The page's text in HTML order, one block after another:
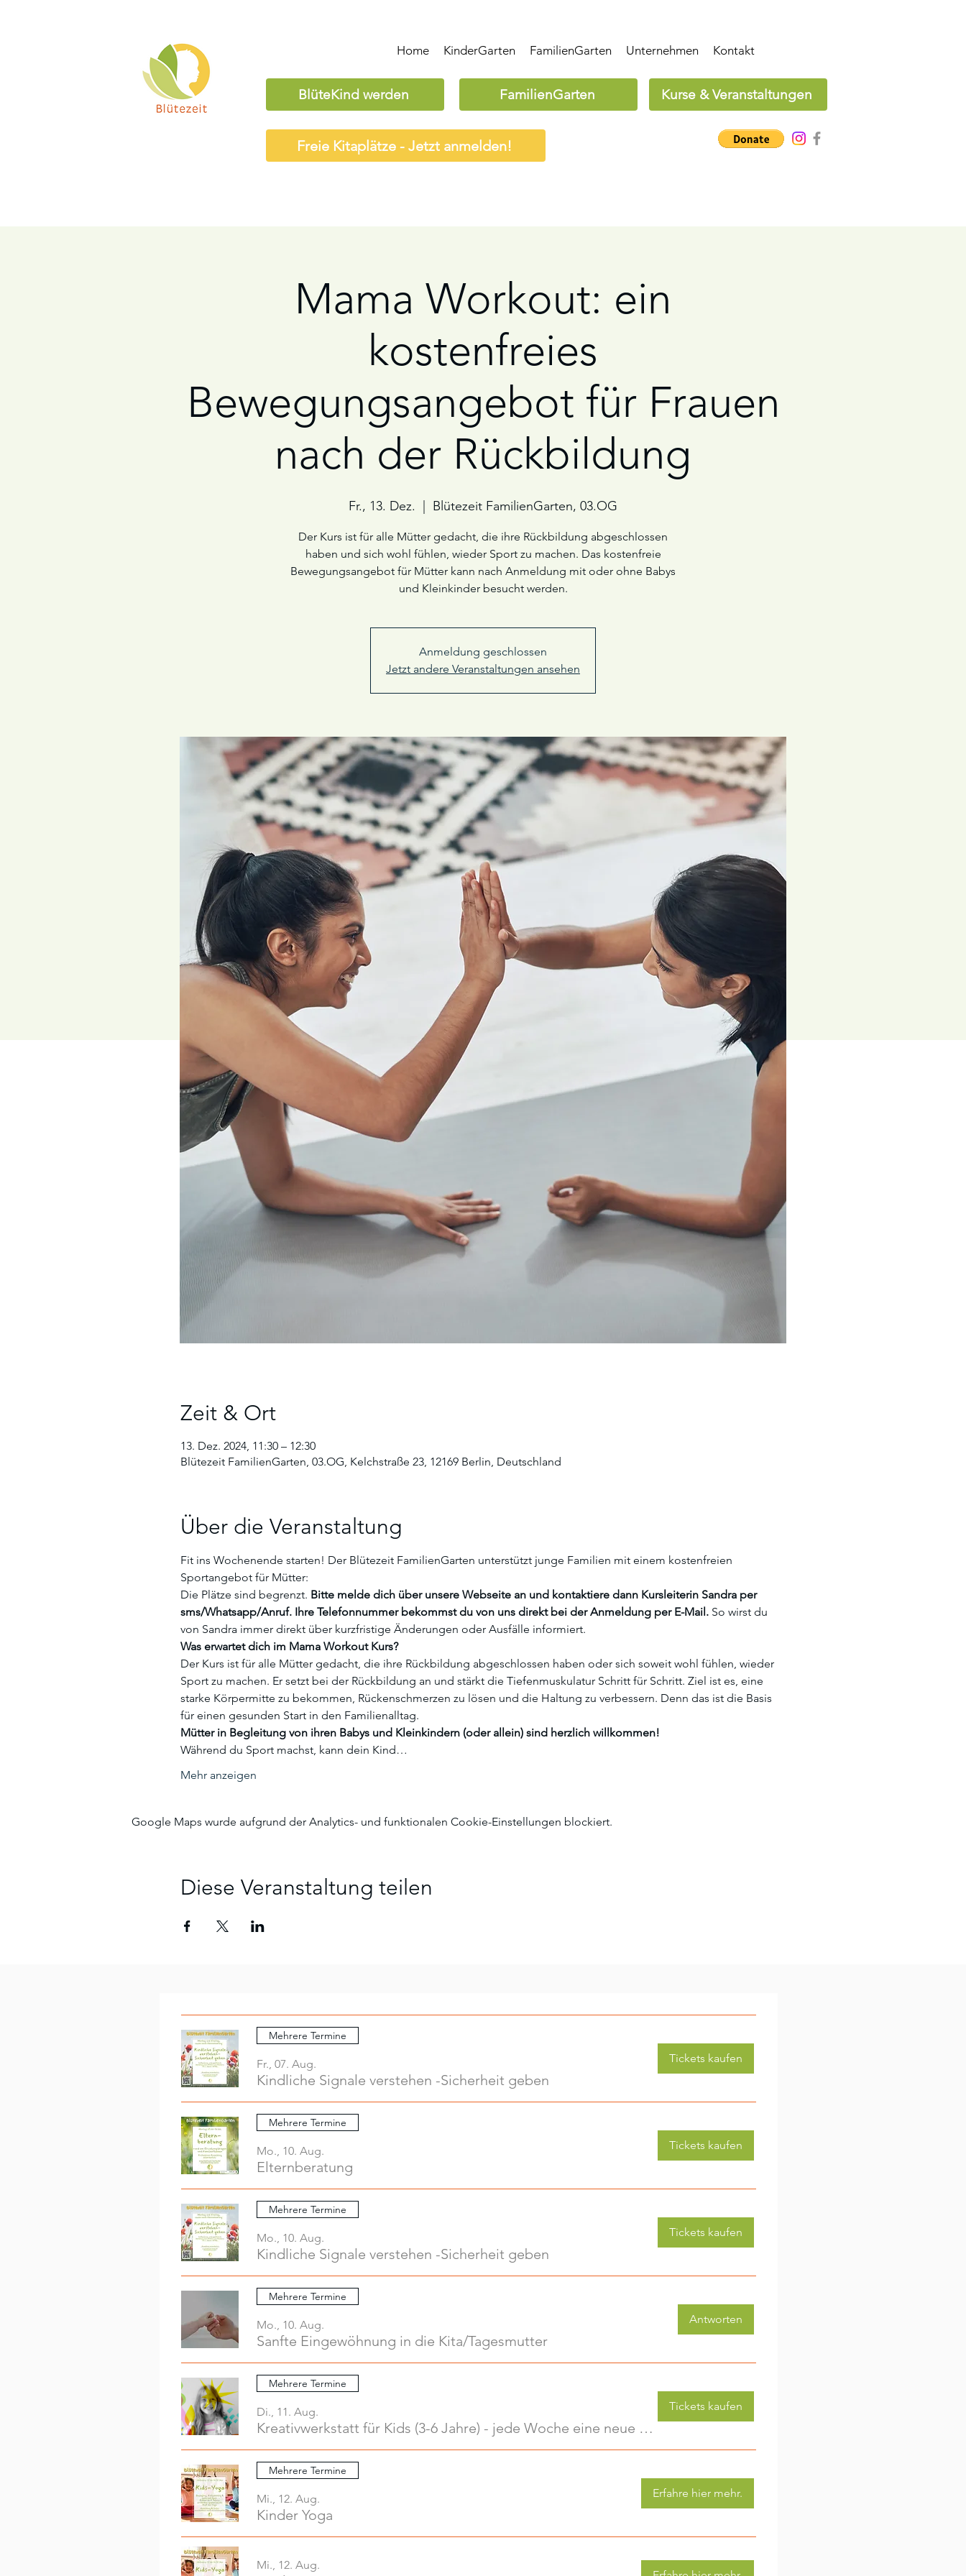
Home KinderGarten FamilienGarten Unternehmen Kontakt
BlüteKind werden FamilienGarten Kurse & Veranstaltungen
Freie Kitaplätze - Jetzt anmelden!
Mama Workout: ein
kostenfreies
Bewegungsangebot für Frauen
nach der Rückbildung
Fr., 13. Dez. Blütezeit FamilienGarten, 03.OG
Der Kurs ist für alle Mütter gedacht, die ihre Rückbildung abgeschlossen
haben und sich wohl fühlen, wieder Sport zu machen. Das kostenfreie
Bewegungsangebot für Mütter kann nach Anmeldung mit oder ohne Babys
und Kleinkinder besucht werden.
Anmeldung geschlossen
Jetzt andere Veranstaltungen ansehen
Zeit & Ort
13. Dez. 2024, 11:30 – 12:30
Blütezeit FamilienGarten, 03.OG, Kelchstraße 23, 12169 Berlin, Deutschland
Über die Veranstaltung
Fit ins Wochenende starten! Der Blütezeit FamilienGarten unterstützt junge Familien mit einem kostenfreien
Sportangebot für Mütter:
Die Plätze sind begrenzt. Bitte melde dich über unsere Webseite an und kontaktiere dann Kursleiterin Sandra per
sms/Whatsapp/Anruf. Ihre Telefonnummer bekommst du von uns direkt bei der Anmeldung per E-Mail. So wirst du
von Sandra immer direkt über kurzfristige Änderungen oder Ausfälle informiert.
Was erwartet dich im Mama Workout Kurs?
Der Kurs ist für alle Mütter gedacht, die ihre Rückbildung abgeschlossen haben oder sich soweit wohl fühlen, wieder
Sport zu machen. Er setzt bei der Rückbildung an und stärkt die Tiefenmuskulatur Schritt für Schritt. Ziel ist es, eine
starke Körpermitte zu bekommen, Rückenschmerzen zu lösen und die Haltung zu verbessern. Denn das ist die Basis
für einen gesunden Start in den Familienalltag.
Mütter in Begleitung von ihren Babys und Kleinkindern (oder allein) sind herzlich willkommen!
Während du Sport machst, kann dein Kind…
Mehr anzeigen
Google Maps wurde aufgrund der Analytics- und funktionalen Cookie-Einstellungen blockiert.
Diese Veranstaltung teilen
Mehrere Termine
Fr., 07. Aug.
Kindliche Signale verstehen -Sicherheit geben
Tickets kaufen
Mehrere Termine
Mo., 10. Aug.
Elternberatung
Tickets kaufen
Mehrere Termine
Mo., 10. Aug.
Kindliche Signale verstehen -Sicherheit geben
Tickets kaufen
Mehrere Termine
Mo., 10. Aug.
Sanfte Eingewöhnung in die Kita/Tagesmutter
Antworten
Mehrere Termine
Di., 11. Aug.
Kreativwerkstatt für Kids (3-6 Jahre) - jede Woche eine neue Aktivität (2)
Tickets kaufen
Mehrere Termine
Mi., 12. Aug.
Kinder Yoga
Erfahre hier mehr.
Mi., 12. Aug.